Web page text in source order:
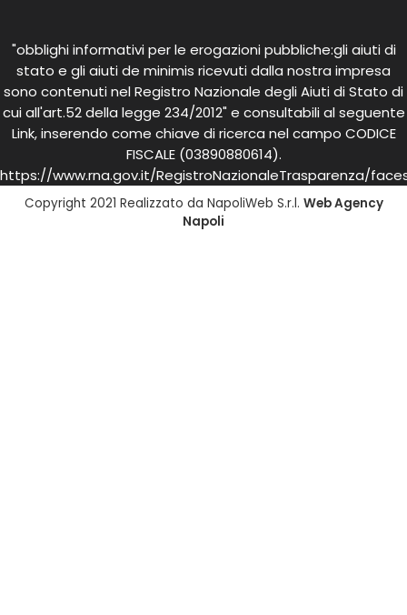
"obblighi informativi per le erogazioni pubbliche:gli aiuti di
stato e gli aiuti de minimis ricevuti dalla nostra impresa
sono contenuti nel Registro Nazionale degli Aiuti di Stato di
cui all'art.52 della legge 234/2012" e consultabili al seguente
Link, inserendo come chiave di ricerca nel campo CODICE
FISCALE (03890880614).
https://www.rna.gov.it/RegistroNazionaleTrasparenza/
Copyright 2021 Realizzato da NapoliWeb S.r.l. Web Agency
Napoli